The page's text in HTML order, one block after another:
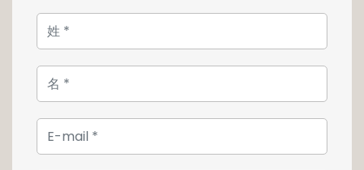
chambres et une salle de douche.
Vous apprécierez la décoration soignée
(béton ciré, spots encastrés, parquet...) ainsi
que les équipements de qualité (domotique,
chauffage au sol, maison entièrement
câblée...).